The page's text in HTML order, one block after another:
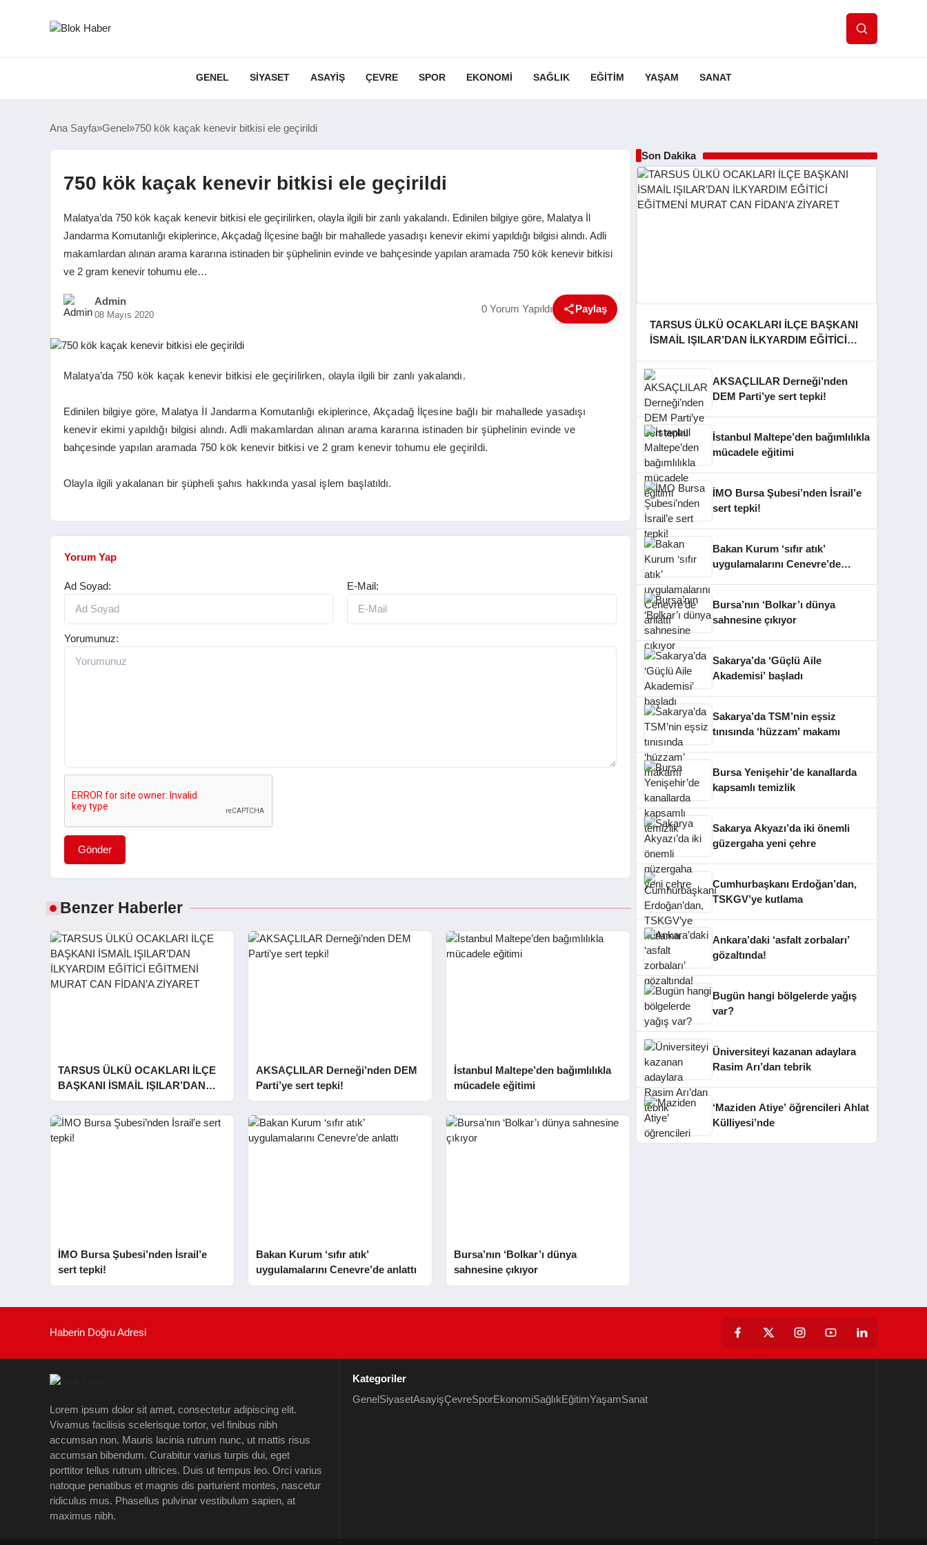
GENEL SIYASET ASAYIŞ ÇEVRE SPOR EKONOMI SAĞLIK EĞITIM YAŞAM SANAT
Ana Sayfa Genel 750 kök kaçak kenevir bitkisi ele geçirildi
750 kök kaçak kenevir bitkisi ele geçirildi
Malatya’da 750 kök kaçak kenevir bitkisi ele geçirilirken, olayla ilgili bir zanlı yakalandı. Edinilen bilgiye göre, Malatya İl
Jandarma Komutanlığı ekiplerince, Akçadağ İlçesine bağlı bir mahallede yasadışı kenevir ekimi yapıldığı bilgisi alındı. Adli
makamlardan alınan arama kararına istinaden bir şüphelinin evinde ve bahçesinde yapılan aramada 750 kök kenevir bitkisi
ve 2 gram kenevir tohumu ele…
Admin
08 Mayıs 2020 0 Yorum Yapıldı Paylaş
Malatya’da 750 kök kaçak kenevir bitkisi ele geçirilirken, olayla ilgili bir zanlı yakalandı.
Edinilen bilgiye göre, Malatya İl Jandarma Komutanlığı ekiplerince, Akçadağ İlçesine bağlı bir mahallede yasadışı
kenevir ekimi yapıldığı bilgisi alındı. Adli makamlardan alınan arama kararına istinaden bir şüphelinin evinde ve
bahçesinde yapılan aramada 750 kök kenevir bitkisi ve 2 gram kenevir tohumu ele geçirildi.
Olayla ilgili yakalanan bir şüpheli şahıs hakkında yasal işlem başlatıldı.
Yorum Yap
Ad Soyad: E-Mail:
Yorumunuz:
Gönder
Benzer Haberler
TARSUS ÜLKÜ OCAKLARI İLÇE
BAŞKANI İSMAİL IŞILAR’DAN
İLKYARDIM EĞİTİCİ EĞİTMENİ
MURAT CAN FİDAN’A ZİYARET
AKSAÇLILAR Derneği’nden DEM
Parti’ye sert tepki!
İstanbul Maltepe’den bağımlılıkla
mücadele eğitimi
İMO Bursa Şubesi’nden İsrail’e
sert tepki!
Bakan Kurum ‘sıfır atık’
uygulamalarını Cenevre’de anlattı
Bursa’nın ‘Bolkar’ı dünya
sahnesine çıkıyor
Son Dakika
TARSUS ÜLKÜ OCAKLARI İLÇE BAŞKANI
İSMAİL IŞILAR’DAN İLKYARDIM EĞİTİCİ
AKSAÇLILAR Derneği’nden
DEM Parti’ye sert tepki!
İstanbul Maltepe’den bağımlılıkla
mücadele eğitimi
İMO Bursa Şubesi’nden İsrail’e
sert tepki!
Bakan Kurum ‘sıfır atık’
uygulamalarını Cenevre’de
Bursa’nın ‘Bolkar’ı dünya
sahnesine çıkıyor
Sakarya’da ‘Güçlü Aile
Akademisi’ başladı
Sakarya’da TSM’nin eşsiz
tınısında ‘hüzzam’ makamı
Bursa Yenişehir’de kanallarda
kapsamlı temizlik
Sakarya Akyazı’da iki önemli
güzergaha yeni çehre
Cumhurbaşkanı Erdoğan’dan,
TSKGV’ye kutlama
Ankara’daki ‘asfalt zorbaları’
gözaltında!
Bugün hangi bölgelerde yağış
var?
Üniversiteyi kazanan adaylara
Rasim Arı’dan tebrik
‘Maziden Atiye’ öğrencileri Ahlat
Külliyesi’nde
Haberin Doğru Adresi
Lorem ipsum dolor sit amet, consectetur adipiscing elit.
Vivamus facilisis scelerisque tortor, vel finibus nibh
accumsan non. Mauris lacinia rutrum nunc, ut mattis risus
accumsan bibendum. Curabitur varius turpis dui, eget
porttitor tellus rutrum ultrices. Duis ut tempus leo. Orci varius
natoque penatibus et magnis dis parturient montes, nascetur
ridiculus mus. Phasellus pulvinar vestibulum sapien, at
maximus nibh.
Kategoriler
GenelSiyasetAsayişÇevreSporEkonomiSağlıkEğitimYaşamSanat